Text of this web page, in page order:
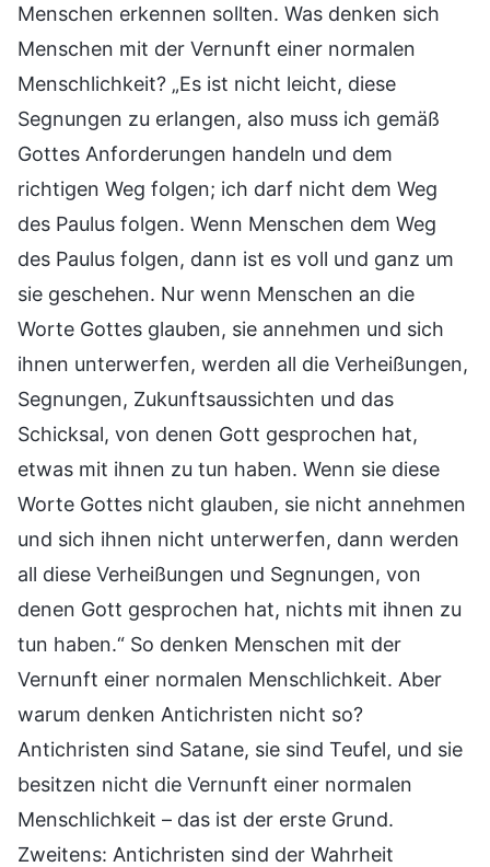
Menschen erkennen sollten. Was denken sich
Menschen mit der Vernunft einer normalen
Menschlichkeit? „Es ist nicht leicht, diese
Segnungen zu erlangen, also muss ich gemäß
Gottes Anforderungen handeln und dem
richtigen Weg folgen; ich darf nicht dem Weg
des Paulus folgen. Wenn Menschen dem Weg
des Paulus folgen, dann ist es voll und ganz um
sie geschehen. Nur wenn Menschen an die
Worte Gottes glauben, sie annehmen und sich
ihnen unterwerfen, werden all die Verheißungen,
Segnungen, Zukunftsaussichten und das
Schicksal, von denen Gott gesprochen hat,
etwas mit ihnen zu tun haben. Wenn sie diese
Worte Gottes nicht glauben, sie nicht annehmen
und sich ihnen nicht unterwerfen, dann werden
all diese Verheißungen und Segnungen, von
denen Gott gesprochen hat, nichts mit ihnen zu
tun haben.“ So denken Menschen mit der
Vernunft einer normalen Menschlichkeit. Aber
warum denken Antichristen nicht so?
Antichristen sind Satane, sie sind Teufel, und sie
besitzen nicht die Vernunft einer normalen
Menschlichkeit – das ist der erste Grund.
Zweitens: Antichristen sind der Wahrheit